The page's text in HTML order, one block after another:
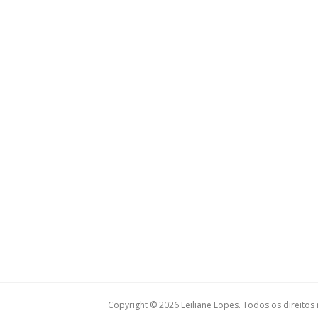
Copyright © 2026 Leiliane Lopes. Todos os direitos